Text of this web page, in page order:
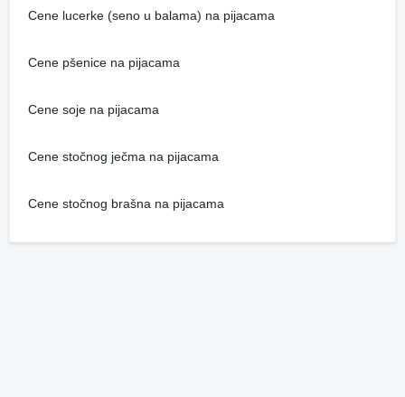
Cene lucerke (seno u balama) na pijacama
Cene pšenice na pijacama
Cene soje na pijacama
Cene stočnog ječma na pijacama
Cene stočnog brašna na pijacama